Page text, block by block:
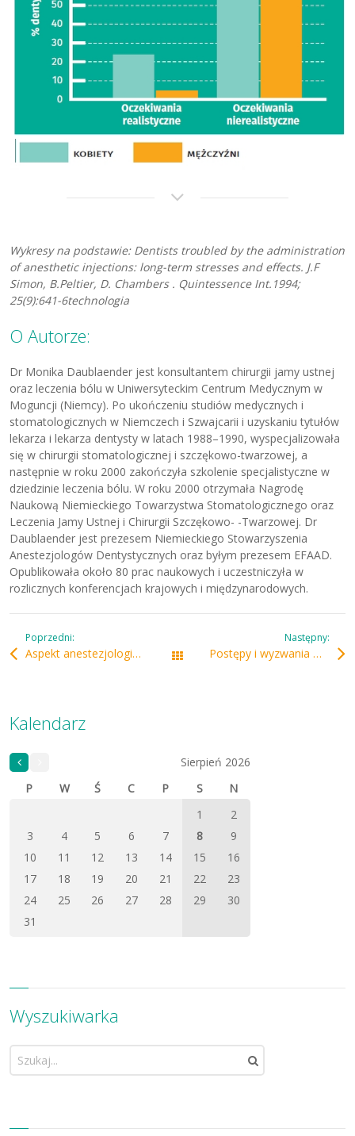
Wykresy na podstawie: Dentists troubled by the administration
of anesthetic injections: long-term stresses and effects. J.F
Simon, B.Peltier, D. Chambers . Quintessence Int.1994;
25(9):641-6technologia
O Autorze:
Dr Monika Daublaender jest konsultantem chirurgii jamy ustnej
oraz leczenia bólu w Uniwersyteckim Centrum Medycznym w
Moguncji (Niemcy). Po ukończeniu studiów medycznych i
stomatologicznych w Niemczech i Szwajcarii i uzyskaniu tytułów
lekarza i lekarza dentysty w latach 1988–1990, wyspecjalizowała
się w chirurgii stomatologicznej i szczękowo-twarzowej, a
następnie w roku 2000 zakończyła szkolenie specjalistyczne w
dziedzinie leczenia bólu. W roku 2000 otrzymała Nagrodę
Naukową Niemieckiego Towarzystwa Stomatologicznego oraz
Leczenia Jamy Ustnej i Chirurgii Szczękowo- -Twarzowej. Dr
Daublaender jest prezesem Niemieckiego Stowarzyszenia
Anestezjologów Dentystycznych oraz byłym prezesem EFAAD.
Opublikowała około 80 prac naukowych i uczestniczyła w
rozlicznych konferencjach krajowych i międzynarodowych.
Poprzedni:
Aspekt anestezjologiczny ekstrakcji trzecich dolnych trzonowców – najnowsze doniesienia Wszystkie wpisy
Następny:
Postępy i wyzwania w znieczuleniach miejscowych
Kalendarz
Sierpień 2026
P
W Ś C P S N
1
2
3
4 5 6 7 8
9
10
11 12 13 14 15
16
17
18 19 20 21 22
23
24
25 26 27 28 29
30
31
Wyszukiwarka